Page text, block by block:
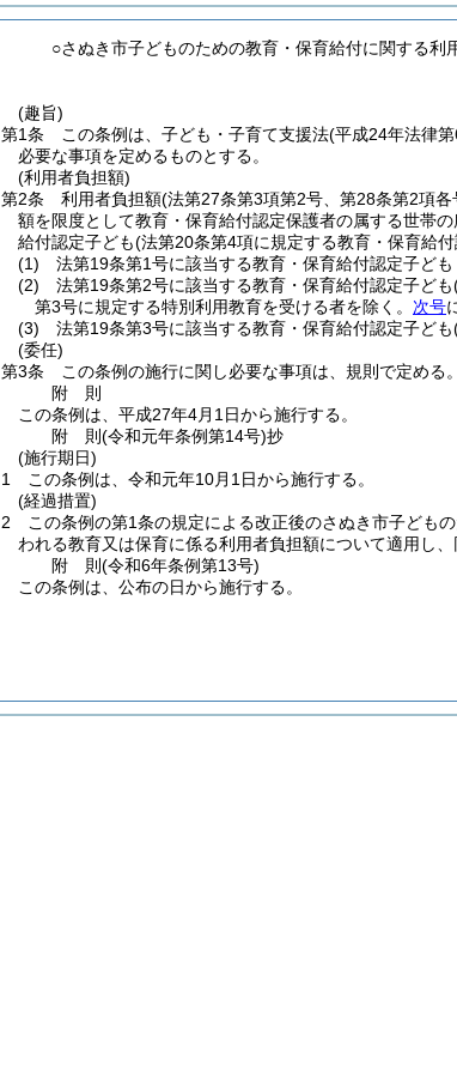
○さぬき市子どものための教育・保育給付に関する利
(趣旨)
第1条
この条例は、子ども・子育て支援法(平成24年法律
必要な事項を定めるものとする。
(利用者負担額)
第2条
利用者負担額(法第27条第3項第2号、第28条第2項
額を限度として教育・保育給付認定保護者の属する世帯
給付認定子ども(法第20条第4項に規定する教育・保育給
(1)
法第19条第1号に該当する教育・保育給付認定子ど
(2)
法第19条第2号に該当する教育・保育給付認定子ども
第3号に規定する特別利用教育を受ける者を除く。 次号
(3)
法第19条第3号に該当する教育・保育給付認定子ども
(委任)
第3条
この条例の施行に関し必要な事項は、規則で定める。
附 則
この条例は、平成27年4月1日から施行する。
附 則(令和元年条例第14号)抄
(施行期日)
1
この条例は、令和元年10月1日から施行する。
(経過措置)
2
この条例の第1条の規定による改正後のさぬき市子ども
われる教育又は保育に係る利用者負担額について適用し
附 則(令和6年条例第13号)
この条例は、公布の日から施行する。